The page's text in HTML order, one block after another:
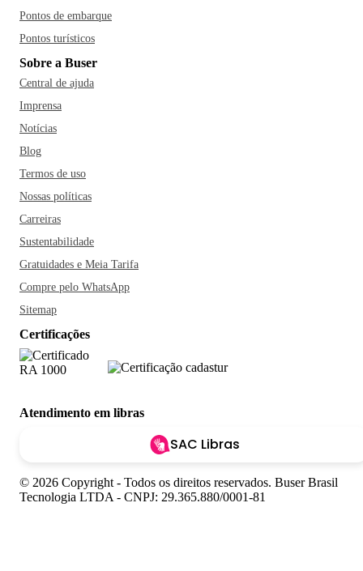
Pontos de embarque
Pontos turísticos
Sobre a Buser
Central de ajuda
Imprensa
Notícias
Blog
Termos de uso
Nossas políticas
Carreiras
Sustentabilidade
Gratuidades e Meia Tarifa
Compre pelo WhatsApp
Sitemap
Certificações
Atendimento em libras
SAC Libras
© 2026 Copyright - Todos os direitos reservados. Buser Brasil
Tecnologia LTDA - CNPJ: 29.365.880/0001-81